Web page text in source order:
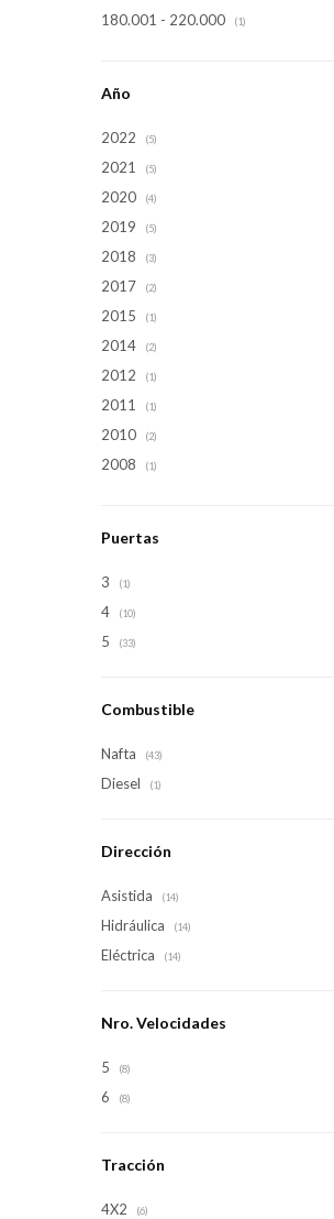
180.001 - 220.000 (1)
Año
2022 (5)
2021 (5)
2020 (4)
2019 (5)
2018 (3)
2017 (2)
2015 (1)
2014 (2)
2012 (1)
2011 (1)
2010 (2)
2008 (1)
Puertas
3 (1)
4 (10)
5 (33)
Combustible
Nafta (43)
Diesel (1)
Dirección
Asistida (14)
Hidráulica (14)
Eléctrica (14)
Nro. Velocidades
5 (8)
6 (8)
Tracción
4X2 (6)